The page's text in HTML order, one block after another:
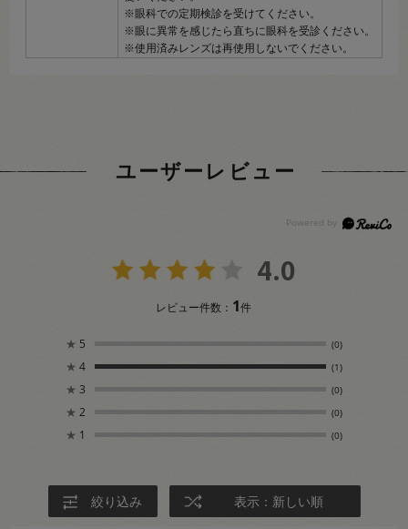
※眼科での定期検診を受けてください。
※眼に異常を感じたら直ちに眼科を受診ください。
※使用済みレンズは再使用しないでください。
ユーザーレビュー
4.0
レビュー件数： 1件
★ 5 (0)
★ 4 (1)
★ 3 (0)
★ 2 (0)
★ 1 (0)
絞り込み 表示：新しい順